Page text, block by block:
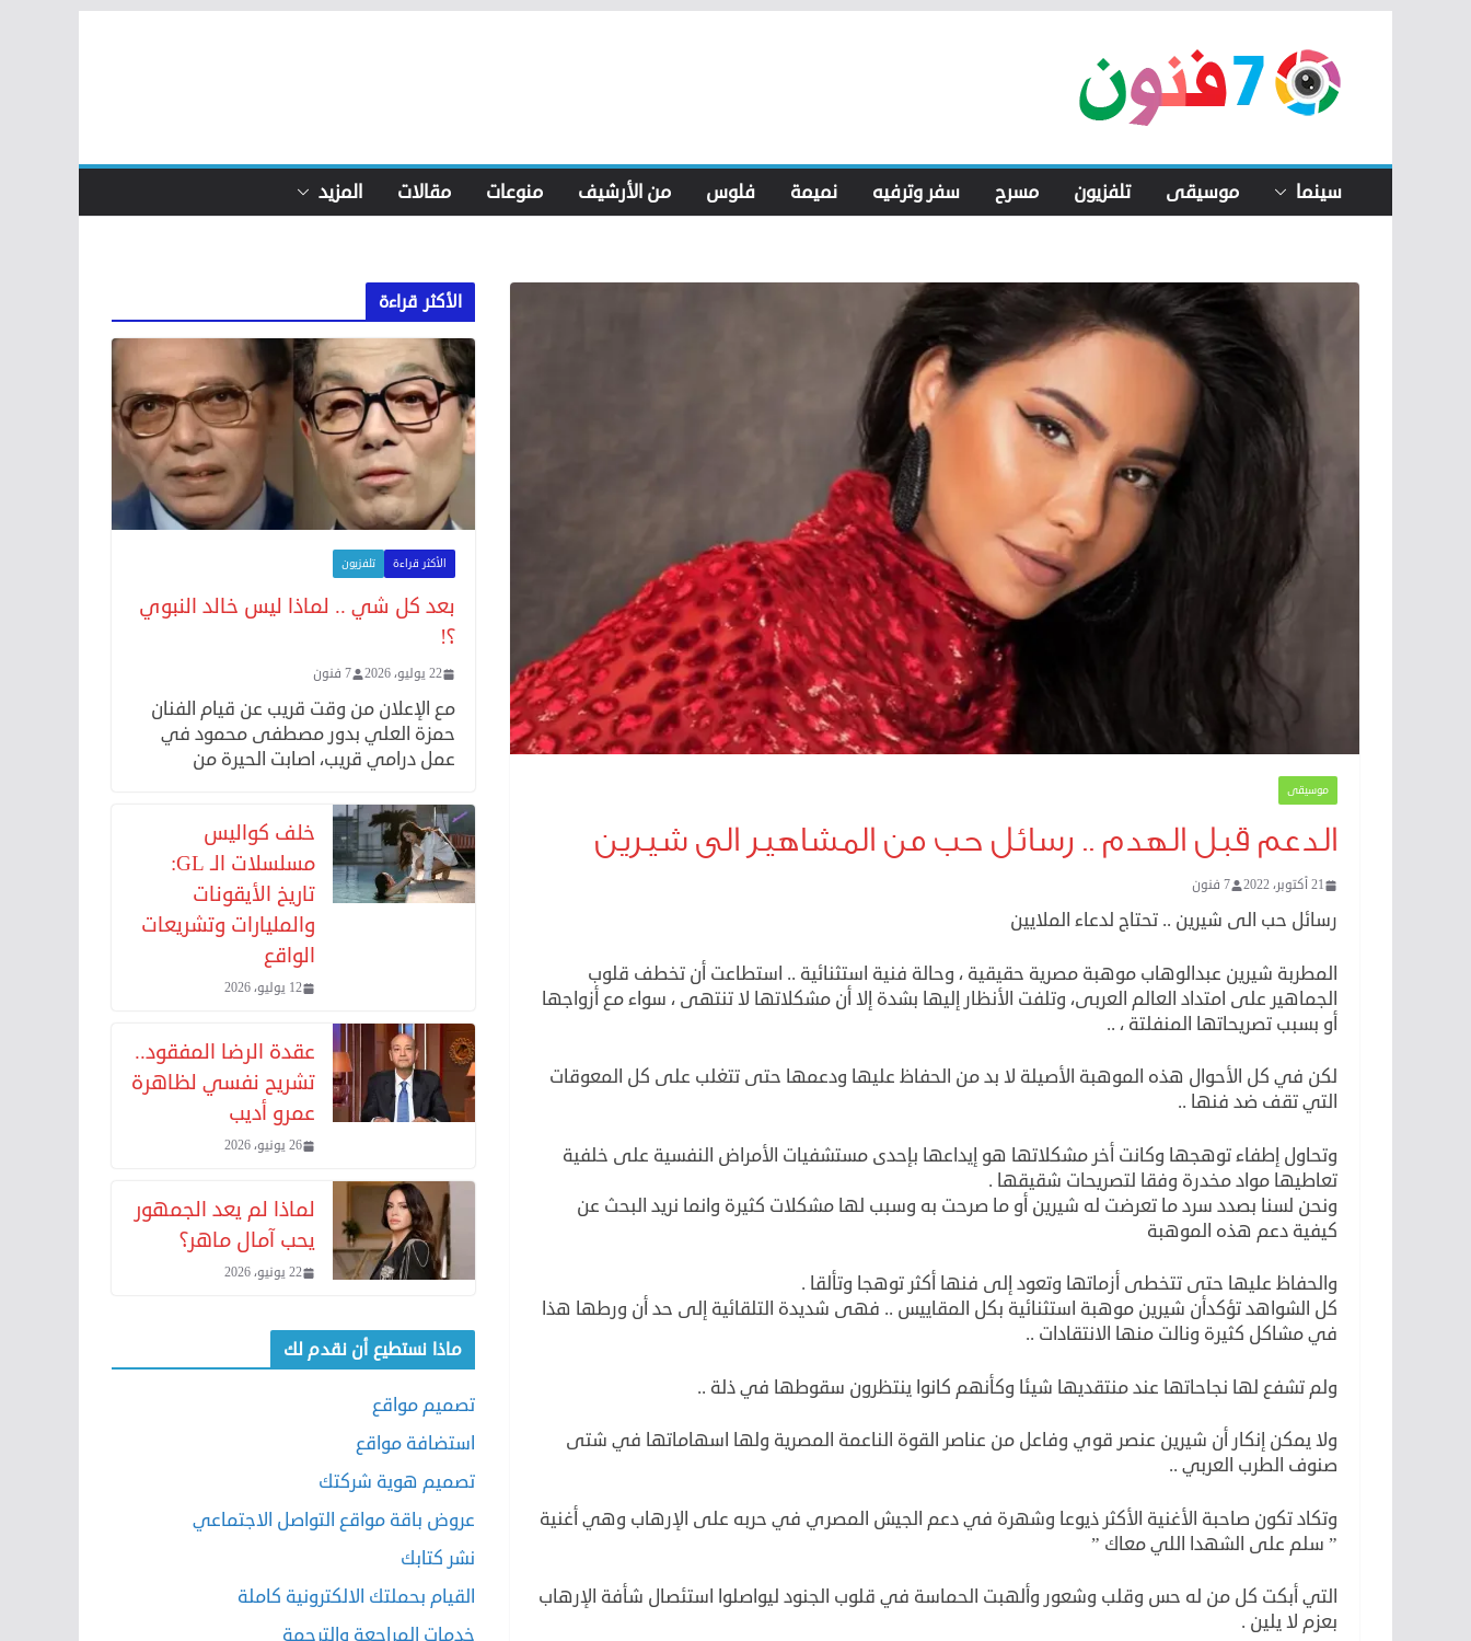
content
سينما موسيقى تلفزيون مسرح سفر وترفيه نميمة فلوس من الأرشيف منوعات مقالات المزيد
موسيقى
الدعم قبل الهدم .. رسائل حب من المشاهير الى شيرين
21 أكتوبر، 2022 7 فنون
رسائل حب الى شيرين .. تحتاج لدعاء الملايين
المطربة شيرين عبدالوهاب موهبة مصرية حقيقية ، وحالة فنية استثنائية .. استطاعت أن تخطف قلوب
الجماهير على امتداد العالم العربى، وتلفت الأنظار إليها بشدة إلا أن مشكلاتها لا تنتهى ، سواء مع أزواجها
أو بسبب تصريحاتها المنفلتة ، ..
لكن في كل الأحوال هذه الموهبة الأصيلة لا بد من الحفاظ عليها ودعمها حتى تتغلب على كل المعوقات
التي تقف ضد فنها ..
وتحاول إطفاء توهجها وكانت أخر مشكلاتها هو إيداعها بإحدى مستشفيات الأمراض النفسية على خلفية
تعاطيها مواد مخدرة وفقا لتصريحات شقيقها .
ونحن لسنا بصدد سرد ما تعرضت له شيرين أو ما صرحت به وسبب لها مشكلات كثيرة وانما نريد البحث عن
كيفية دعم هذه الموهبة
والحفاظ عليها حتى تتخطى أزماتها وتعود إلى فنها أكثر توهجا وتألقا .
كل الشواهد تؤكدأن شيرين موهبة استثنائية بكل المقاييس .. فهى شديدة التلقائية إلى حد أن ورطها هذا
في مشاكل كثيرة ونالت منها الانتقادات ..
ولم تشفع لها نجاحاتها عند منتقديها شيئا وكأنهم كانوا ينتظرون سقوطها في ذلة ..
ولا يمكن إنكار أن شيرين عنصر قوي وفاعل من عناصر القوة الناعمة المصرية ولها اسهاماتها في شتى
صنوف الطرب العربي ..
وتكاد تكون صاحبة الأغنية الأكثر ذيوعا وشهرة في دعم الجيش المصري في حربه على الإرهاب وهي أغنية
” سلم على الشهدا اللي معاك ”
التي أبكت كل من له حس وقلب وشعور وألهبت الحماسة في قلوب الجنود ليواصلوا استئصال شأفة الإرهاب
بعزم لا يلين .
الأكثر قراءة
الأكثر قراءة تلفزيون
بعد كل شي .. لماذا ليس خالد النبوي
؟!
22 يوليو، 2026 7 فنون
مع الإعلان من وقت قريب عن قيام الفنان
حمزة العلي بدور مصطفى محمود في
عمل درامي قريب، اصابت الحيرة من
خلف كواليس
مسلسلات الـ GL:
تاريخ الأيقونات
والمليارات وتشريعات
الواقع
12 يوليو، 2026
عقدة الرضا المفقود..
تشريح نفسي لظاهرة
عمرو أديب
26 يونيو، 2026
لماذا لم يعد الجمهور
يحب آمال ماهر؟
22 يونيو، 2026
ماذا نستطيع أن نقدم لك
تصميم مواقع
استضافة مواقع
تصميم هوية شركتك
عروض باقة مواقع التواصل الاجتماعي
نشر كتابك
القيام بحملتك الالكترونية كاملة
خدمات المراجعة والترجمة